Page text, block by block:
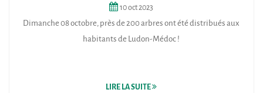
10oct2023
Dimanche 08 octobre, près de 200 arbres ont été distribués aux
habitants de Ludon-Médoc !
LIRE LA SUITE